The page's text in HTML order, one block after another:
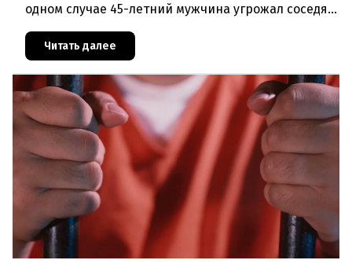
одном случае 45-летний мужчина угрожал соседям
набросился на родственника
Читать далее